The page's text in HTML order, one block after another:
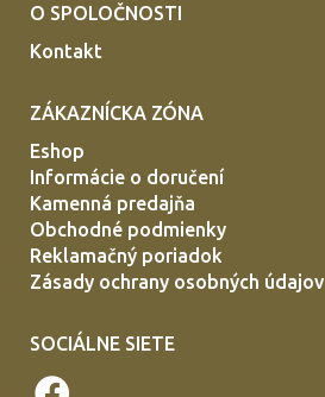
O SPOLOČNOSTI
Kontakt
ZÁKAZNÍCKA ZÓNA
Eshop
Informácie o doručení
Kamenná predajňa
Obchodné podmienky
Reklamačný poriadok
Zásady ochrany osobných údajov
SOCIÁLNE SIETE